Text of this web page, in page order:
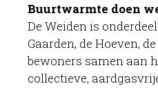
Buurtwarmte doen
De Weiden is
Gaarden, de Hoeven,
bewoners samen aan
collectieve,